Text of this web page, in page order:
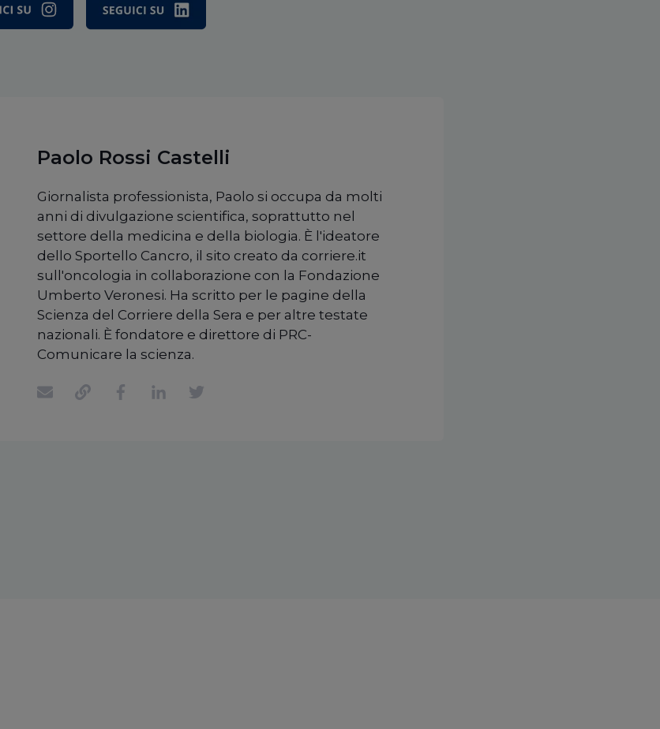
Paolo Rossi Castelli
Giornalista professionista, Paolo si occupa da molti
anni di divulgazione scientifica, soprattutto nel
settore della medicina e della biologia. È l'ideatore
dello Sportello Cancro, il sito creato da corriere.it
sull'oncologia in collaborazione con la Fondazione
Umberto Veronesi. Ha scritto per le pagine della
Scienza del Corriere della Sera e per altre testate
nazionali. È fondatore e direttore di PRC-
Comunicare la scienza.